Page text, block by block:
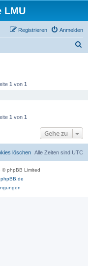
LMU
Anmelden
Registrieren
1 von 1
1 von 1
Gehe zu
Alle Zeiten sind UTC
löschen
© phpBB Limited
phpBB.de